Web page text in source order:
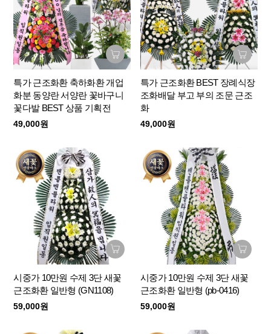
특가 근조화환 축하화환 개업
화분 동양란 서양란 꽃바구니
꽃다발 BEST 상품 기획전
49,000원
특가 근조화환 BEST 장례식장
조화배달 부고 부의 조문 근조
화
49,000원
시중가 10만원 수제 3단 새꽃
근조화환 일반형 (GN1108)
59,000원
시중가 10만원 수제 3단 새꽃
근조화환 일반형 (pb-0416)
59,000원